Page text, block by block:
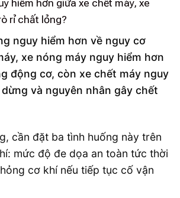
hiểm hơn giữa xe chết máy, xe
rỉ chất lỏng?
nguy hiểm hơn về nguy cơ
xe nóng máy nguy hiểm hơn
động cơ, còn xe chết máy nguy
và nguyên nhân gây chết
cần đặt ba tình huống này trên
mức độ đe dọa an toàn tức thời
cơ khí nếu tiếp tục cố vận